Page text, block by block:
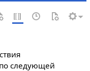
следующей